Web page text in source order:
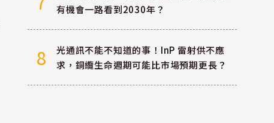
有機會一路看到2030年？
8
光通訊不能不知道的事！InP 雷射供不應
求，銅纜生命週期可能比市場預期更長？